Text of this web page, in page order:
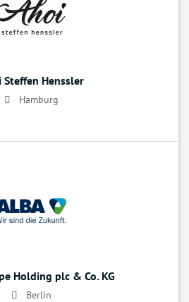
Steffen Henssler
Hamburg
Holding plc & Co. KG
Berlin